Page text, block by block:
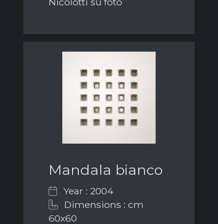
Mandala bianco
Year : 2004
Dimensions : cm
60x60